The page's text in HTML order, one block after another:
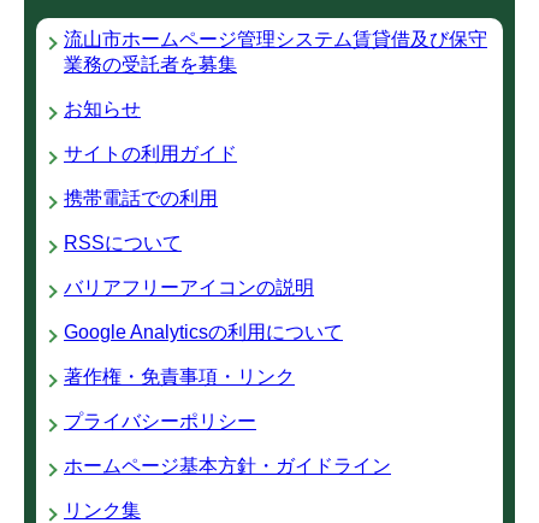
流山市ホームページ管理システム賃貸借及び保守
業務の受託者を募集
お知らせ
サイトの利用ガイド
携帯電話での利用
RSSについて
バリアフリーアイコンの説明
Google Analyticsの利用について
著作権・免責事項・リンク
プライバシーポリシー
ホームページ基本方針・ガイドライン
リンク集